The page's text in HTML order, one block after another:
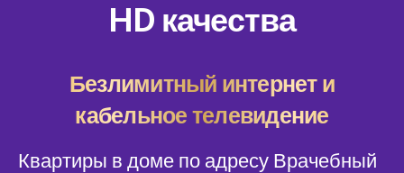
HD качества
Безлимитный интернет и
кабельное телевидение
Квартиры в доме по адресу Врачебный